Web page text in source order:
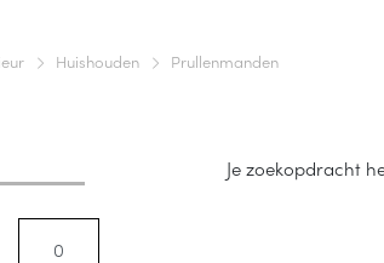
Huishouden Prullenmanden
Je zoekopdracht